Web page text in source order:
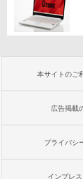
本サイトのご
広告掲載
プライバシ
インプレ